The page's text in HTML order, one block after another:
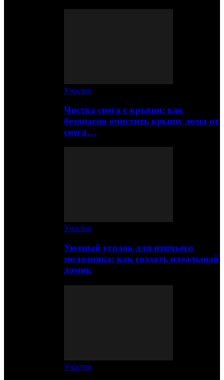
Участок
Чистка снега с крыши: как
безопасно очистить крышу дома от
снега…
Участок
Уютный уголок для птичьего
молодняка: как создать идеальный
домик
Участок